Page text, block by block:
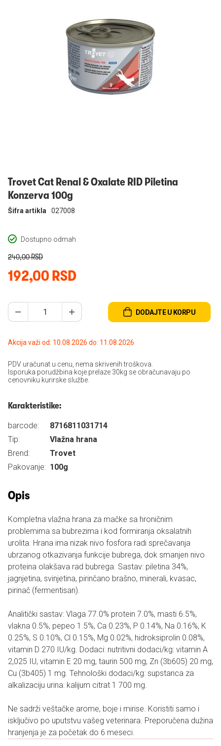
Trovet Cat Renal & Oxalate RID Piletina
Konzerva 100g
Dostupno odmah
Šifra artikla 027008
192,00 RSD
240,00 RSD
DODAJTE U KORPU
Akcija važi od: 10.08.2026 do: 11.08.2026
PDV uračunat u cenu, nema skrivenih troškova.
Isporuka porudžbina koje prelaze 30kg se obračunavaju po
cenovniku kurirske službe.
Karakteristike:
barcode:
8716811031714
Tip:
Vlažna hrana
Brend:
Trovet
Pakovanje: 100g
Opis
Kompletna vlažna hrana za mačke sa hroničnim
problemima sa bubrezima i kod formiranja oksalatnih
urolita. Hrana ima nizak nivo fosfora radi sprečavanja
ubrzanog otkazivanja funkcije bubrega, dok smanjen nivo
proteina olakšava rad bubrega. Sastav: piletina 34%,
jagnjetina, svinjetina, pirinčano brašno, minerali, kvasac,
pirinač (fermentisan).
Analitički sastav: Vlaga 77.0% protein 7.0%, masti 6.5%,
vlakna 0.5%, pepeo 1.5%, Ca 0.23%, P 0.14%, Na 0.16%, K
0.25%, S 0.10%, Cl 0.15%, Mg 0.02%, hidroksiprolin 0.08%,
vitamin D 270 IU/kg. Dodaci: nutritivni dodaci/kg: vitamin A
2,025 IU, vitamin E 20 mg, taurin 500 mg, Zn (3b605) 20 mg,
Cu (3b405) 1 mg. Tehnološki dodaci/kg: supstanca za
alkalizaciju urina: kalijum citrat 1 700 mg.
Ne sadrži veštačke arome, boje i mirise. Koristiti samo i
isključivo po uputstvu vašeg veterinara. Preporučena dužina
hranjenja je za početak do 6 meseci.